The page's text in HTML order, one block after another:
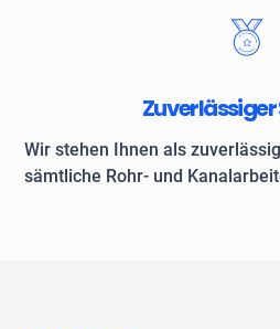
Wir stehen Ihnen als
sämtliche Rohr- und